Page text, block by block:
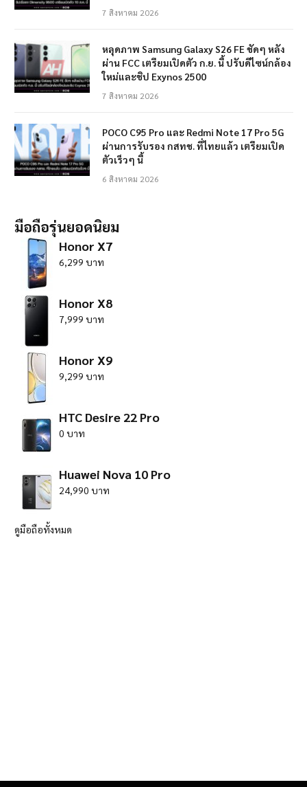
7 สิงหาคม 2026
หลุดภาพ Samsung Galaxy S26 FE ชัดๆ หลัง
ผ่าน FCC เตรียมเปิดตัว ก.ย. นี้ ปรับดีไซน์กล้อง
ใหม่และชิป Exynos 2500
7 สิงหาคม 2026
POCO C95 Pro และ Redmi Note 17 Pro 5G
ผ่านการรับรอง กสทช. ที่ไทยแล้ว เตรียมเปิด
ตัวเร็วๆ นี้
6 สิงหาคม 2026
มือถือรุ่นยอดนิยม
Honor X7
6,299 บาท
Honor X8
7,999 บาท
Honor X9
9,299 บาท
HTC Desire 22 Pro
0 บาท
Huawei Nova 10 Pro
24,990 บาท
ดูมือถือทั้งหมด